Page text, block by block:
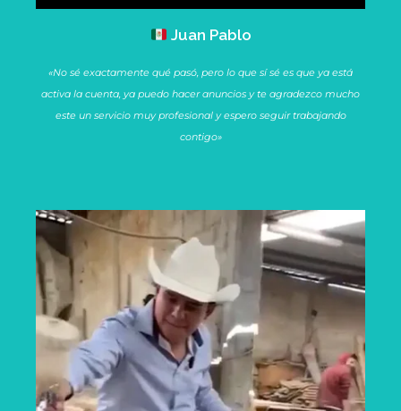
Juan Pablo
«No sé exactamente qué pasó, pero lo que sí sé es que ya está
activa la cuenta, ya puedo hacer anuncios y te agradezco mucho
este un servicio muy profesional y espero seguir trabajando
contigo»